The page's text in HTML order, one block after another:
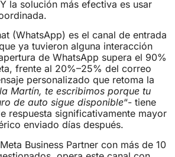
la solución más efectiva es usar
(WhatsApp) es el canal de entrada
ya tuvieron alguna interacción
de WhatsApp supera el 90%
frente al 20%–25% del correo
personalizado que retoma la
Martín, te escribimos porque tu
de auto sigue disponible“- tiene
respuesta significativamente mayor
enviado días después.
Business Partner con más de 10